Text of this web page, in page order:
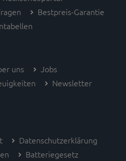
Bestpreis-Garantie
uns
Jobs
Newsletter
Datenschutzerklärung
Batteriegesetz